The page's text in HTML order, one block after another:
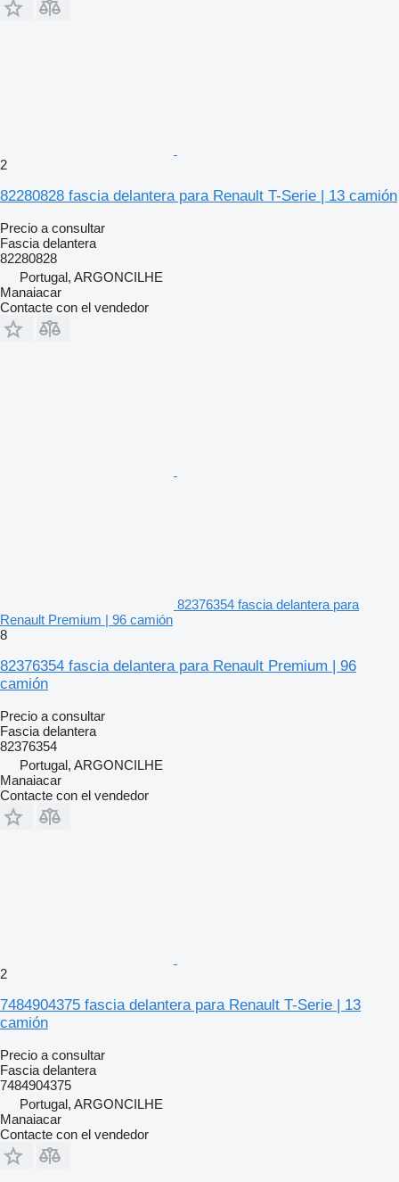
2
82280828 fascia delantera para Renault T-Serie | 13 camión
Precio a consultar
Fascia delantera
82280828
Portugal, ARGONCILHE
Manaiacar
Contacte con el vendedor
82376354 fascia delantera para
Renault Premium | 96 camión
8
82376354 fascia delantera para Renault Premium | 96
camión
Precio a consultar
Fascia delantera
82376354
Portugal, ARGONCILHE
Manaiacar
Contacte con el vendedor
2
7484904375 fascia delantera para Renault T-Serie | 13
camión
Precio a consultar
Fascia delantera
7484904375
Portugal, ARGONCILHE
Manaiacar
Contacte con el vendedor